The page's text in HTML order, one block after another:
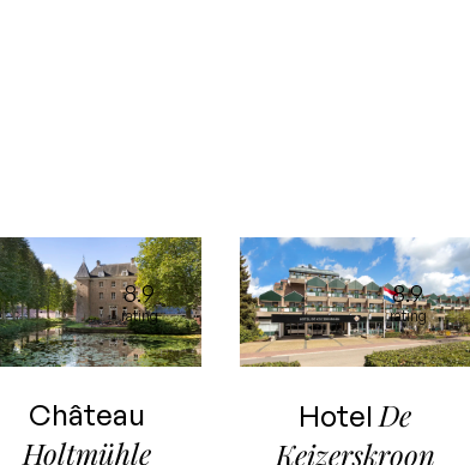
8.9
rating
Château
Holtmühle
8.9
rating
HotelDe
Keizerskroon